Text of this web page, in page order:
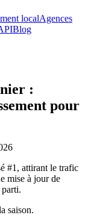
localAgences
Blog
:
pour
#1, attirant le trafic
mise à jour de
saison.